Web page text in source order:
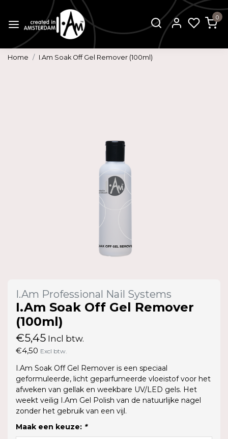
0
Home I.Am Soak Off Gel Remover (100ml)
I.Am Professional Nail Systems
I.Am Soak Off Gel Remover
(100ml)
€5,45 Incl btw.
€4,50 Excl btw.
I.Am Soak Off Gel Remover is een speciaal
geformuleerde, licht geparfumeerde vloeistof voor het
afweken van gellak en weekbare UV/LED gels. Het
weekt veilig I.Am Gel Polish van de natuurlijke nagel
zonder het gebruik van een vijl.
Maak een keuze: *